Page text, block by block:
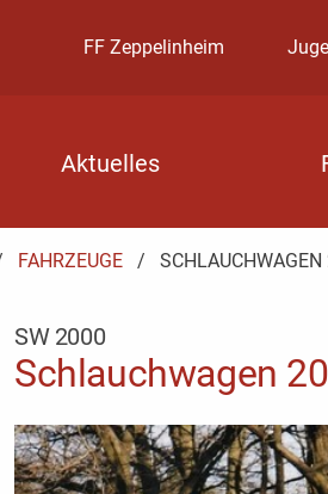
FF Zeppelinheim
Aktuelles
FAHRZEUGE AKTUELL:
SW 2000
Schlauchwagen